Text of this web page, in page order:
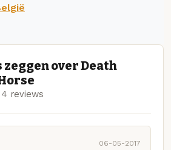
over Death
reviews
06-05-2017